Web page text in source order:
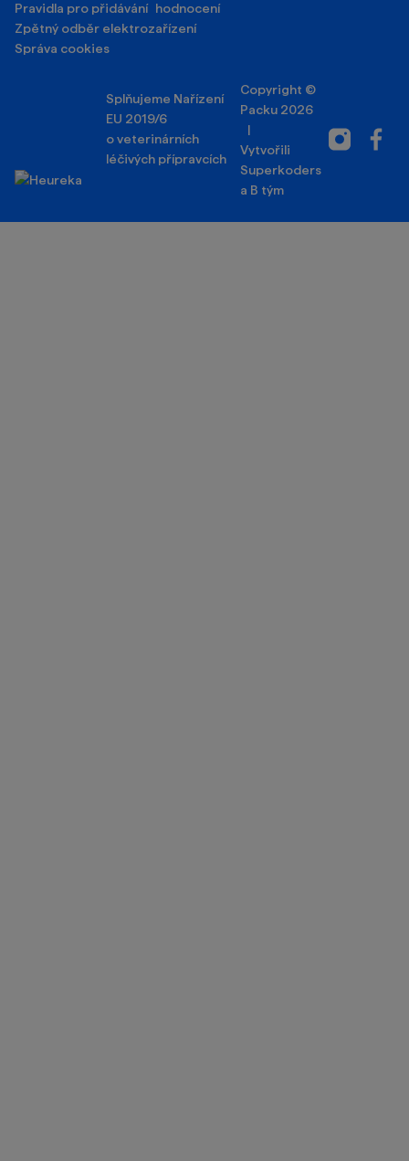
Pravidla pro přidávání hodnocení
Zpětný odběr elektrozařízení
Správa cookies
Splňujeme Nařízení
EU 2019/6
o veterinárních
léčivých přípravcích
Copyright ©
Packu 2026
|
Vytvořili
Superkoders
a B tým
Instagram